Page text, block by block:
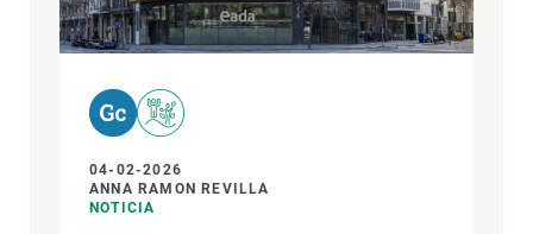
04-02-2026
ANNA RAMON REVILLA
NOTICIA